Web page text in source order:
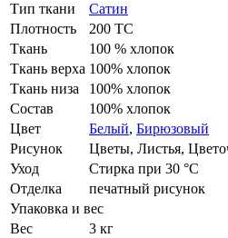
Тип ткани
Сатин
Плотность
200 ТС
Ткань
100 % хлопок
Ткань верха 100% хлопок
Ткань низа
100% хлопок
Состав
100% хлопок
Цвет
Белый, Бирюзовый
Рисунок
Цветы, Листья,
Уход
Стирка при 30 °С
Отделка
печатный рисунок
Упаковка и вес
Вес
3 кг